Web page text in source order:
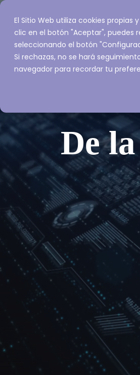
El Sitio Web utiliza cookies
clic en el botón "Aceptar", puedes
seleccionando el botón
Si rechazas, no se hará
navegador para recordar tu
De